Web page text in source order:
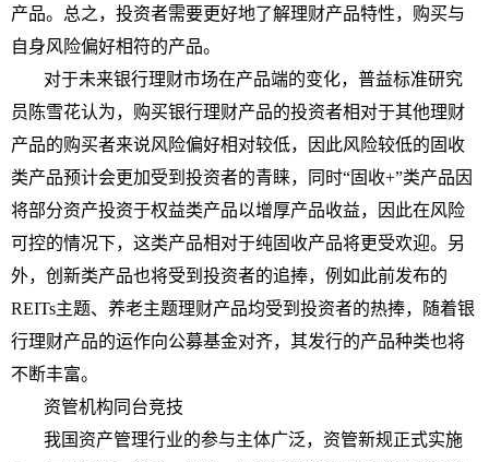
产品。总之， 投资者需要更好地了解理财产品特性，购买与
自身风险偏好相符的产品。
对于未来银行理财市场在产品端的变化，普益标准研究
员陈雪花认为，购买银行理财产品的投资者相对于其他理财
产品的购买者来说风险偏好相对较低，因此风险较低的固收
类产品预计会更加受到 投资者的青睐，同时“固收+”类产品因
将部分资产投资于权益类产品以增厚产品收益，因此在风险
可控的情况下，这类产品相对于纯固收产品将更受欢迎。另
外，创新类产品也将受到 投资者的追捧，例如此前发布的
REITs主题、养老主题理财产品均受到 投资者的热捧，随着银
行理财产品的运作向公募基金对齐，其发行的产品种类也将
不断丰富。
资管机构同台竞技
我国 资产管理行业的参与主体广泛，资管新规正式实施